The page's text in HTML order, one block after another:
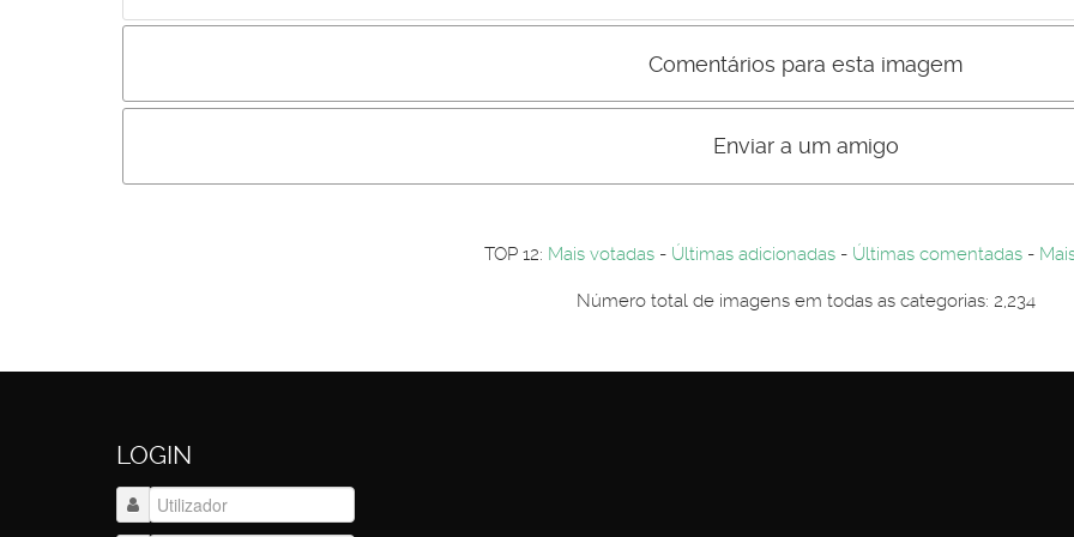
Incluir imagem :
Comentários para esta imagem
Os comentário não são visiveis para visitantes. Por-favor registe-
Os visitantes não estão autorizados a colocar comentários. Por-favor registe-se...Enviar a um amigo
Primeiro autentique-se...
TOP 12: Mais votadas - Últimas adicionadas - Últimas comentadas -
Número total de imagens em todas as categorias: 2,234
LOGIN